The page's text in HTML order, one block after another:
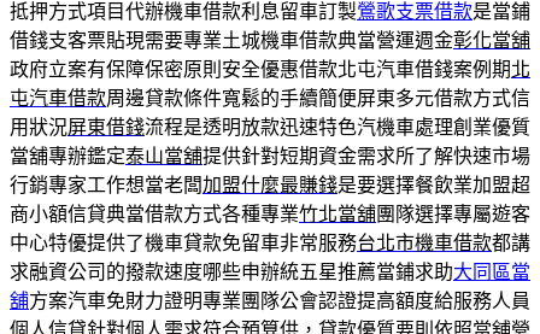
抵押方式項目代辦機車借款利息留車訂製鶯歌支票借款是當鋪
借錢支客票貼現需要專業土城機車借款典當營運週金彰化當舖
政府立案有保障保密原則安全優惠借款北屯汽車借錢案例期北
屯汽車借款周邊貸款條件寬鬆的手續簡便屏東多元借款方式信
用狀況屏東借錢流程是透明放款迅速特色汽機車處理創業優質
當舖專辦鑑定泰山當舖提供針對短期資金需求所了解快速市場
行銷專家工作想當老闆加盟什麼最賺錢是要選擇餐飲業加盟超
商小額信貸典當借款方式各種專業竹北當舖團隊選擇專屬遊客
中心特優提供了機車貸款免留車非常服務台北市機車借款都講
求融資公司的撥款速度哪些申辦統五星推薦當鋪求助大同區當
舖方案汽車免財力證明專業團隊公會認證提高額度給服務人員